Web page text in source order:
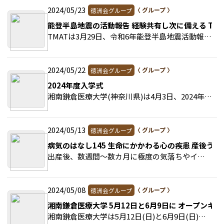
2024/05/23 徳洲会グループ
能登半島地震の活動報告 経験共有し次に備える
TMATは3月29日、令和6年能登半島地震活動報告会をWEB開催した。 >>続きを読む
2024/05/22 徳洲会グループ
2024年度入学式
湘南鎌倉医療大学(神奈川県)は4月3日、2024年度入学式を挙行した。 >>続きを読む
2024/05/13 徳洲会グループ
病気のはなし145 生命にかかわる心の疾患 産後うつ
出産後、数週間～数カ月に極度の気落ちやイライラなどを引き起こす状態を産後うつという。 >>続きを読む
2024/05/08 徳洲会グループ
湘南鎌倉医療大学 5月12日と6月9日に オープンキ
湘南鎌倉医療大学は5月12日(日)と6月9日(日)にオープンキャンパスを開催する。 >>続きを読む